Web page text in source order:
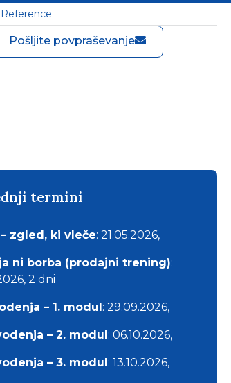
Reference
Pošljite povpraševanje
termini
zgled, ki vleče: 21.05.2026,
ni borba (prodajni trening):
2 dni
– 1. modul: 29.09.2026,
– 2. modul: 06.10.2026,
– 3. modul: 13.10.2026,